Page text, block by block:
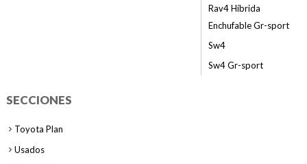
Rav4 Híbrida
Enchufable Gr-sport
Sw4
Sw4 Gr-sport
SECCIONES
Toyota Plan
Usados